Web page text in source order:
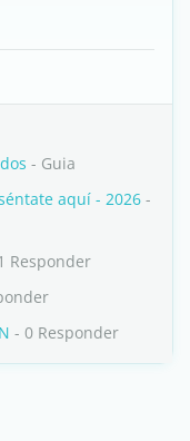
- Guia
aquí - 2026 -
Responder
- 0 Responder